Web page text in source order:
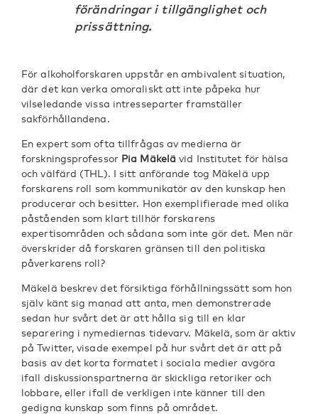
förändringar i tillgänglighet och
prissättning.
För alkoholforskaren uppstår en ambivalent situation,
där det kan verka omoraliskt att inte påpeka hur
vilseledande vissa intresseparter framställer
sakförhållandena.
En expert som ofta tillfrågas av medierna är
forskningsprofessor Pia Mäkelä vid Institutet för hälsa
och välfärd (THL). I sitt anförande tog Mäkelä upp
forskarens roll som kommunikatör av den kunskap hen
producerar och besitter. Hon exemplifierade med olika
påståenden som klart tillhör forskarens
expertisområden och sådana som inte gör det. Men när
överskrider då forskaren gränsen till den politiska
påverkarens roll?
Mäkelä beskrev det försiktiga förhållningssätt som hon
själv känt sig manad att anta, men demonstrerade
sedan hur svårt det är att hålla sig till en klar
separering i nymediernas tidevarv. Mäkelä, som är aktiv
på Twitter, visade exempel på hur svårt det är att på
basis av det korta formatet i sociala medier avgöra
ifall diskussionspartnerna är skickliga retoriker och
lobbare, eller ifall de verkligen inte känner till den
gedigna kunskap som finns på området.